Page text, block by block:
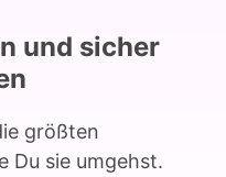
und
Du sie